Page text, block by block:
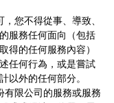
服務任何面向（包括
得的任何服務內容）
任何行為，或是嘗試
以外的任何部分。